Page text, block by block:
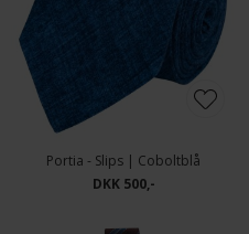
Portia - Slips | Coboltblå
DKK 500,-